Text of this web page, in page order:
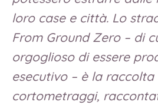
loro case e città. Lo
From Ground Zero – di
orgoglioso di essere
esecutivo – è la
cortometraggi,